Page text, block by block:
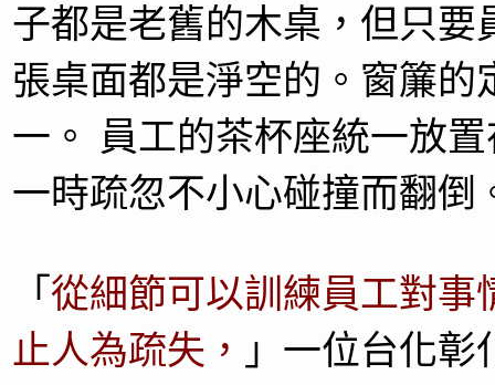
子都是老舊的木桌，但只要
張桌面都是淨空的。窗簾的
一。 員工的茶杯座統一放
一時疏忽不小心碰撞而翻倒
「 從細節可以訓練員工對事
止人為疏失， 」一位台化彰